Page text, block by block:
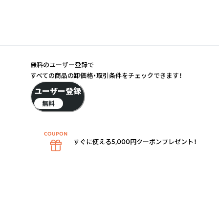
無料のユーザー登録で
すべての商品の卸価格・取引条件をチェックできます！
ユーザー登録
無料
すぐに使える5,000円クーポンプレゼント！